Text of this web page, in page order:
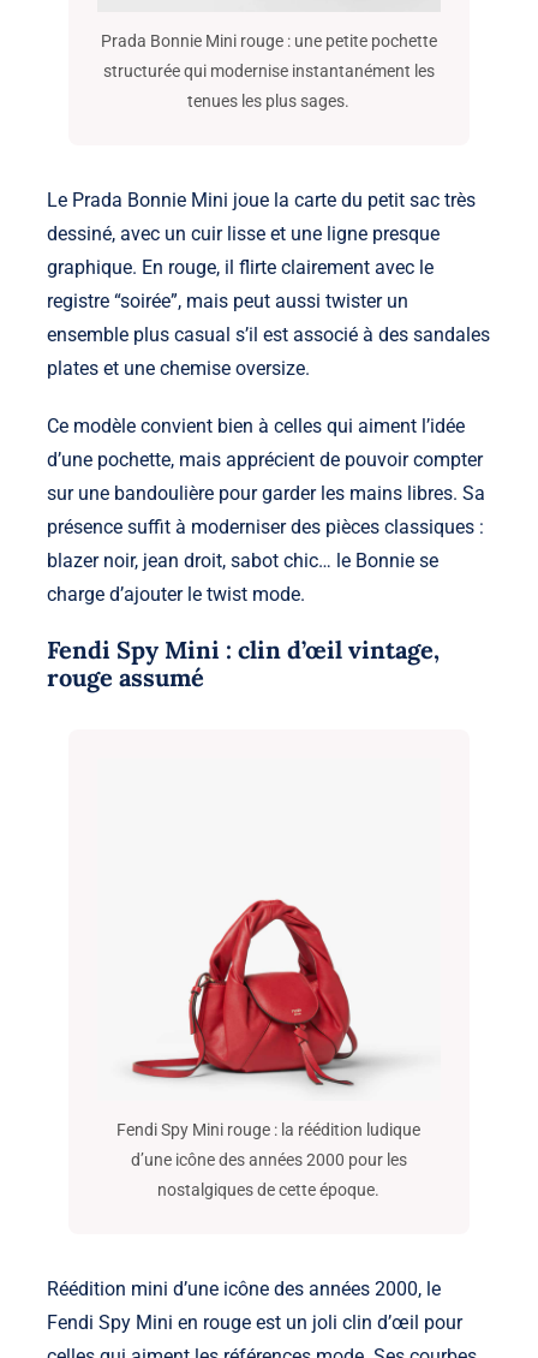
Prada Bonnie Mini rouge : une petite pochette
structurée qui modernise instantanément les
tenues les plus sages.
Le Prada Bonnie Mini joue la carte du petit sac très
dessiné, avec un cuir lisse et une ligne presque
graphique. En rouge, il flirte clairement avec le
registre “soirée”, mais peut aussi twister un
ensemble plus casual s’il est associé à des sandales
plates et une chemise oversize.
Ce modèle convient bien à celles qui aiment l’idée
d’une pochette, mais apprécient de pouvoir compter
sur une bandoulière pour garder les mains libres. Sa
présence suffit à moderniser des pièces classiques :
blazer noir, jean droit, sabot chic… le Bonnie se
charge d’ajouter le twist mode.
Fendi Spy Mini : clin d’œil vintage,
rouge assumé
Fendi Spy Mini rouge : la réédition ludique
d’une icône des années 2000 pour les
nostalgiques de cette époque.
Réédition mini d’une icône des années 2000, le
Fendi Spy Mini en rouge est un joli clin d’œil pour